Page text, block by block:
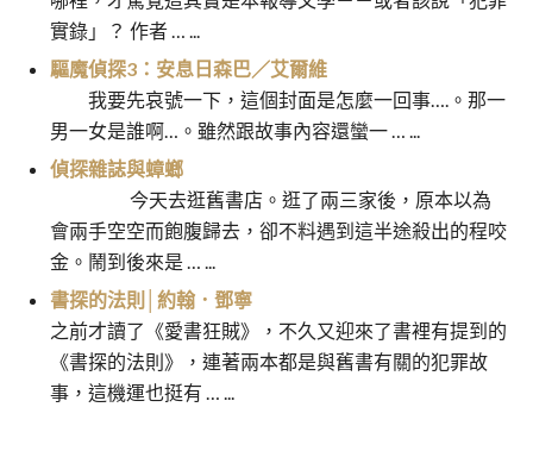
實錄」？ 作者 … ...
驅魔偵探3：安息日森巴／艾爾維
我要先哀號一下，這個封面是怎麼一回事….。那一
男一女是誰啊…。雖然跟故事內容還蠻一 … ...
偵探雜誌與蟑螂
今天去逛舊書店。逛了兩三家後，原本以為
會兩手空空而飽腹歸去，卻不料遇到這半途殺出的程咬
金。鬧到後來是 … ...
書探的法則│約翰．鄧寧
之前才讀了《愛書狂賊》，不久又迎來了書裡有提到的
《書探的法則》，連著兩本都是與舊書有關的犯罪故
事，這機運也挺有 … ...